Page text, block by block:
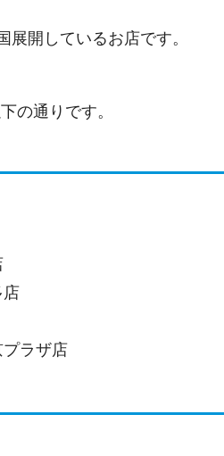
展開しているお店です。
の通りです。
店
プラザ店